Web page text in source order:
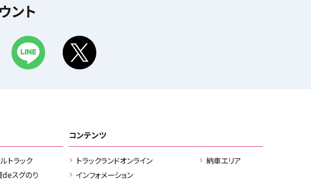
ント
トラック
スグのり
コンテンツ
トラックランドオンライン
インフォメーション
納車エリア